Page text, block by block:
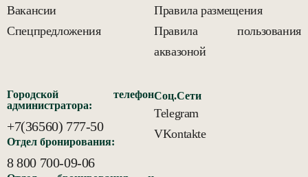
Городской телефон
администратора:
+7(36560) 777-50
Отдел бронирования:
8 800 700-09-06
Вакансии
Спецпредложения
Правила размещения
Правила пользования
аквазоной
Соц.Сети
Telegram
VKontakte